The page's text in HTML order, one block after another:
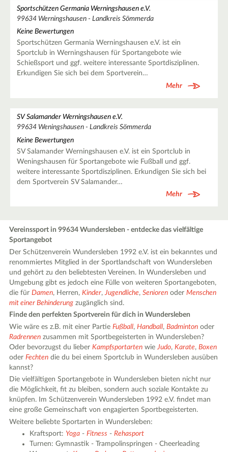
Sportschützen Germania Werningshausen e.V.
99634 Werningshausen - Landkreis Sömmerda
Keine Bewertungen
Sportschützen Germania Werningshausen e.V. ist ein
Sportclub in Werningshausen für Sportangebote wie
Schießsport und ggf. weitere interessante Sportdisziplinen.
Erkundigen Sie sich bei dem Sportverein…
Mehr
SV Salamander Werningshausen e.V.
99634 Weningshausen - Landkreis Sömmerda
Keine Bewertungen
SV Salamander Werningshausen e.V. ist ein Sportclub in
Weningshausen für Sportangebote wie Fußball und ggf.
weitere interessante Sportdisziplinen. Erkundigen Sie sich bei
dem Sportverein SV Salamander…
Mehr
Vereinssport in 99634 Wundersleben - entdecke das vielfältige
Sportangebot
Der Schützenverein Wundersleben 1992 e.V. ist ein bekanntes und
renommiertes Mitglied in der Sportlandschaft von Wundersleben
und gehört zu den beliebtesten Vereinen. In Wundersleben und
Umgebung gibt es jedoch eine Fülle von weiteren Sportangeboten,
die fürDamen, Herren,Kinder,Jugendliche,Senioren oderMenschen
mit einer Behinderung zugänglich sind.
Finde den perfekten Sportverein für dich in Wundersleben
Wie wäre es z.B. mit einer PartieFußball,Handball,Badminton oder
Radrennen zusammen mit Sportbegeisterten in Wundersleben?
Oder bevorzugst du lieberKampfsportarten wieJudo,Karate,Boxen
oderFechten die du bei einem Sportclub in Wundersleben ausüben
kannst?
Die vielfältigen Sportangebote in Wundersleben bieten nicht nur
die Möglichkeit, fit zu bleiben, sondern auch soziale Kontakte zu
knüpfen. Im Schützenverein Wundersleben 1992 e.V. findet man
eine große Gemeinschaft von engagierten Sportbegeisterten.
Weitere beliebte Sportarten in Wundersleben:
Kraftsport: Yoga -Fitness -Rehasport
Turnen: Gymnastik - Trampolinspringen - Cheerleading